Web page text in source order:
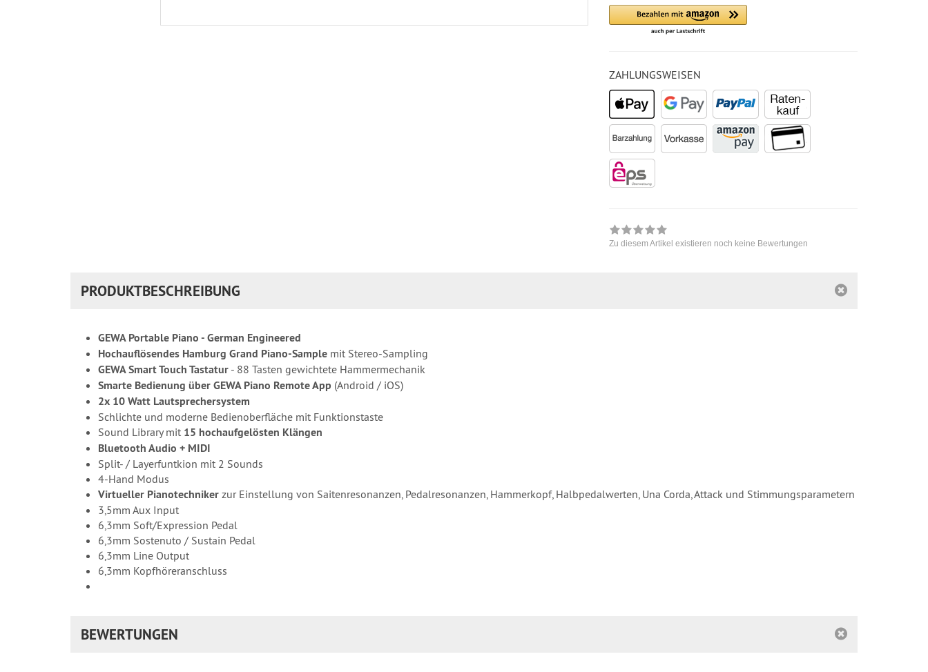
ZAHLUNGSWEISEN
Zu diesem Artikel existieren noch keine Bewertungen
PRODUKTBESCHREIBUNG
GEWA Portable Piano - German Engineered
Hochauflösendes Hamburg Grand Piano-Sample mit Stereo-Sampling
GEWA Smart Touch Tastatur - 88 Tasten gewichtete Hammermechanik
Smarte Bedienung über GEWA Piano Remote App (Android / iOS)
2x 10 Watt Lautsprechersystem
Schlichte und moderne Bedienoberfläche mit Funktionstaste
Sound Library mit 15 hochaufgelösten Klängen
Bluetooth Audio + MIDI
Split- / Layerfuntkion mit 2 Sounds
4-Hand Modus
Virtueller Pianotechniker zur Einstellung von Saitenresonanzen, Pedalresonanzen, Hammerkopf, Halbpedalwerten, Una Corda, Attack und Stimmungsparametern
3,5mm Aux Input
6,3mm Soft/Expression Pedal
6,3mm Sostenuto / Sustain Pedal
6,3mm Line Output
6,3mm Kopfhöreranschluss
BEWERTUNGEN